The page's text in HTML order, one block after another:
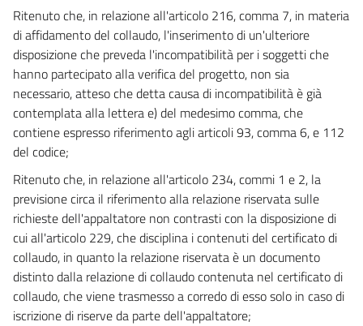
92
93
94
95
96
TITOLO IV - MODALITÀ TECNICHE E
PROCEDURALI PER LA QUALIFICAZIONE DEI
CONTRAENTI GENERALI
((TITOLO ABROGATO DAL D.LGS. 18 APRILE 2016, N. 50))
97
98
99
100
101
Ritenuto che, in relazione all'articolo 216, comma 7, in materia
di affidamento del collaudo, l'inserimento di un'ulteriore
disposizione che preveda l'incompatibilità per i soggetti che
hanno partecipato alla verifica del progetto, non sia
necessario, atteso che detta causa di incompatibilità è già
contemplata alla lettera e) del medesimo comma, che
contiene espresso riferimento agli articoli 93, comma 6, e 112
del codice;
Ritenuto che, in relazione all'articolo 234, commi 1 e 2, la
previsione circa il riferimento alla relazione riservata sulle
richieste dell'appaltatore non contrasti con la disposizione di
cui all'articolo 229, che disciplina i contenuti del certificato di
collaudo, in quanto la relazione riservata è un documento
distinto dalla relazione di collaudo contenuta nel certificato di
collaudo, che viene trasmesso a corredo di esso solo in caso di
iscrizione di riserve da parte dell'appaltatore;